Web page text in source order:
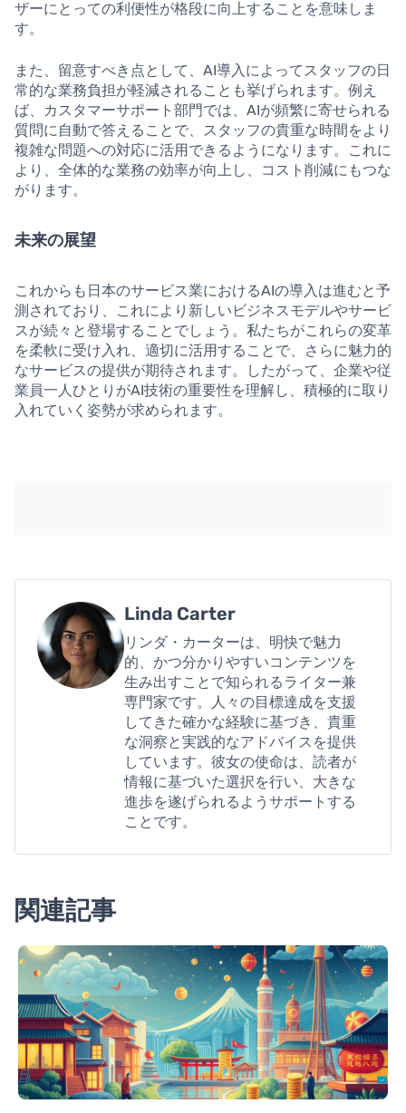
ザーにとっての利便性が格段に向上することを意味しま
す。
また、留意すべき点として、AI導入によってスタッフの日
常的な業務負担が軽減されることも挙げられます。例え
ば、カスタマーサポート部門では、AIが頻繁に寄せられる
質問に自動で答えることで、スタッフの貴重な時間をより
複雑な問題への対応に活用できるようになります。これに
より、全体的な業務の効率が向上し、コスト削減にもつな
がります。
未来の展望
これからも日本のサービス業におけるAIの導入は進むと予
測されており、これにより新しいビジネスモデルやサービ
スが続々と登場することでしょう。私たちがこれらの変革
を柔軟に受け入れ、適切に活用することで、さらに魅力的
なサービスの提供が期待されます。したがって、企業や従
業員一人ひとりがAI技術の重要性を理解し、積極的に取り
入れていく姿勢が求められます。
Linda Carter
リンダ・カーターは、明快で魅力
的、かつ分かりやすいコンテンツを
生み出すことで知られるライター兼
専門家です。人々の目標達成を支援
してきた確かな経験に基づき、貴重
な洞察と実践的なアドバイスを提供
しています。彼女の使命は、読者が
情報に基づいた選択を行い、大きな
進歩を遂げられるようサポートする
ことです。
関連記事